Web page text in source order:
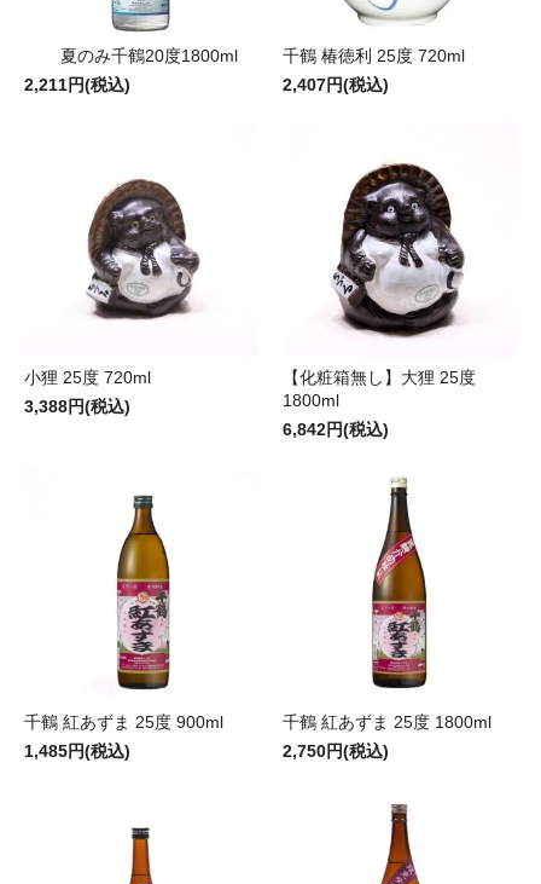
夏のみ千鶴20度1800ml
2,211円(税込)
千鶴 椿徳利 25度 720ml
2,407円(税込)
小狸 25度 720ml
3,388円(税込)
【化粧箱無し】大狸 25度
1800ml
6,842円(税込)
千鶴 紅あずま 25度 900ml
1,485円(税込)
千鶴 紅あずま 25度 1800ml
2,750円(税込)